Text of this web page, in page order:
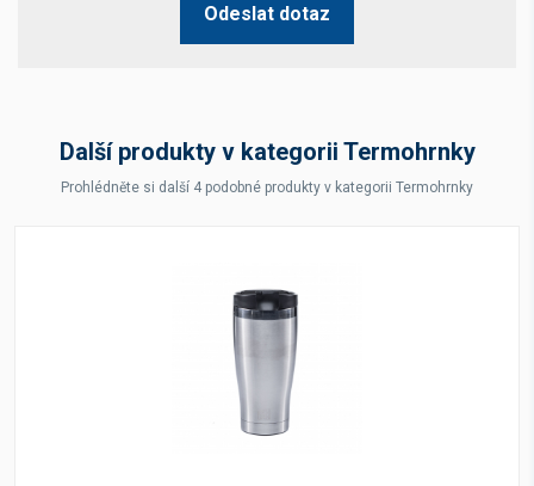
Odeslat dotaz
Další produkty v kategorii Termohrnky
Prohlédněte si další 4 podobné produkty v kategorii Termohrnky